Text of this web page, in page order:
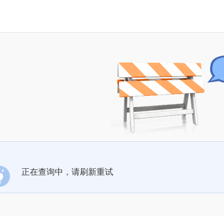
正在查询中，请刷新重试